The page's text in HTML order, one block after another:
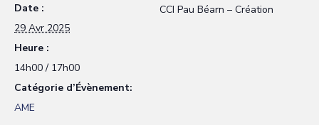
Date :
29 Avr 2025
Heure :
14h00 / 17h00
Catégorie d’Évènement:
AME
CCI Pau Béarn – Création